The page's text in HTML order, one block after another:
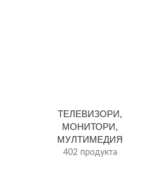
ТЕЛЕВИЗОРИ,
МОНИТОРИ,
МУЛТИМЕДИЯ
402 продукта